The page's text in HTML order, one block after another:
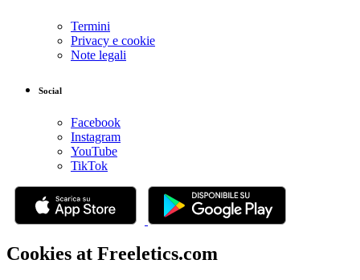
Termini
Privacy e cookie
Note legali
Social
Facebook
Instagram
YouTube
TikTok
Cookies at Freeletics.com